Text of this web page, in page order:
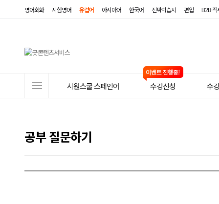
영어회화 시험영어 유럽어 아시아어 한국어 진짜학습지 편입 B2B·
뉴
시원스쿨 스페인어 수강신청 수
공부 질문하기